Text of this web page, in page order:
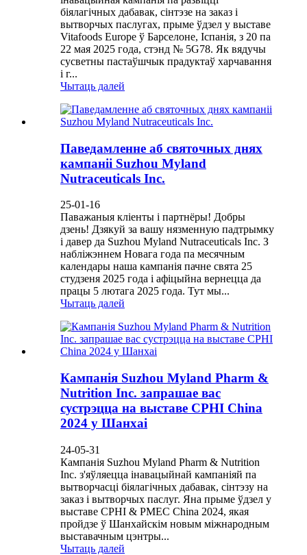
біялагічных дабавак, сінтэзе на заказ і
вытворчых паслугах, прыме ўдзел у выставе
Vitafoods Europe ў Барселоне, Іспанія, з 20 па
22 мая 2025 года, стэнд № 5G78. Як вядучы
сусветны пастаўшчык прадуктаў харчавання
і г...
Чытаць далей
Паведамленне аб святочных днях
кампаніі Suzhou Myland
Nutraceuticals Inc.
25-01-16
Паважаныя кліенты і партнёры! Добры
дзень! Дзякуй за вашу нязменную падтрымку
і давер да Suzhou Myland Nutraceuticals Inc. З
набліжэннем Новага года па месячным
календары наша кампанія пачне свята 25
студзеня 2025 года і афіцыйна вернецца да
працы 5 лютага 2025 года. Тут мы...
Чытаць далей
Кампанія Suzhou Myland Pharm &
Nutrition Inc. запрашае вас
сустрэцца на выставе CPHI China
2024 у Шанхаі
24-05-31
Кампанія Suzhou Myland Pharm & Nutrition
Inc. з'яўляецца інавацыйнай кампаніяй па
вытворчасці біялагічных дабавак, сінтэзу на
заказ і вытворчых паслуг. Яна прыме ўдзел у
выставе CPHI & PMEC China 2024, якая
пройдзе ў Шанхайскім новым міжнародным
выставачным цэнтры...
Чытаць далей